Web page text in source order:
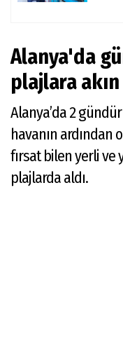
Alanya'da
plajlara
Alanya’da 2
havanın ardından
fırsat bilen yerli ve
plajlarda aldı.